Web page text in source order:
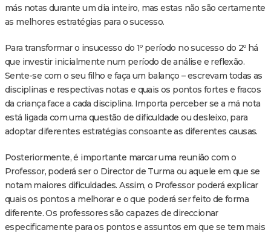
más notas durante um dia inteiro, mas estas não são certamente
as melhores estratégias para o sucesso.
Para transformar o insucesso do 1º período no sucesso do 2º há
que investir inicialmente num período de análise e reflexão.
Sente-se com o seu filho e faça um balanço – escrevam todas as
disciplinas e respectivas notas e quais os pontos fortes e fracos
da criança face a cada disciplina. Importa perceber se a má nota
está ligada com uma questão de dificuldade ou desleixo, para
adoptar diferentes estratégias consoante as diferentes causas.
Posteriormente, é importante marcar uma reunião com o
Professor, poderá ser o Director de Turma ou aquele em que se
notam maiores dificuldades. Assim, o Professor poderá explicar
quais os pontos a melhorar e o que poderá ser feito de forma
diferente. Os professores são capazes de direccionar
especificamente para os pontos e assuntos em que se tem mais